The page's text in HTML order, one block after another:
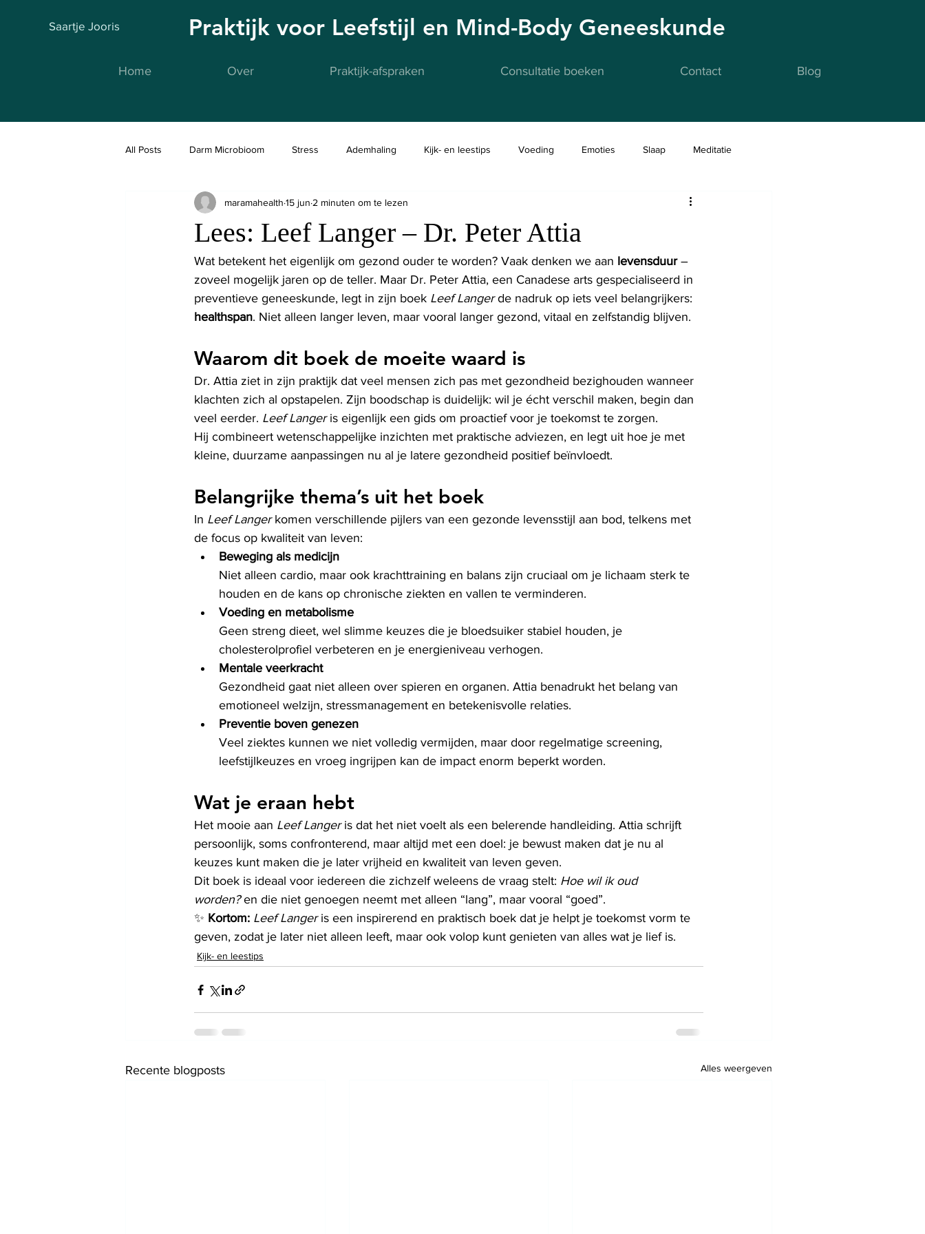
Saartje Jooris Praktijk voor Leefstijl en Mind-Body Geneeskunde
Home Over Praktijk-afspraken Consultatie boeken Contact Blog
All Posts Darm Microbioom Stress Ademhaling Kijk- en leestips Voeding Emoties Slaap Meditatie
Lees: Leef Langer – Dr. Peter Attia
maramahealth 15 jun 2 minuten om te lezen
Wat betekent het eigenlijk om gezond ouder te worden? Vaak denken we aan levensduur –
zoveel mogelijk jaren op de teller. Maar Dr. Peter Attia, een Canadese arts gespecialiseerd in
preventieve geneeskunde, legt in zijn boek Leef Langer de nadruk op iets veel belangrijkers:
healthspan. Niet alleen langer leven, maar vooral langer gezond, vitaal en zelfstandig blijven.
Waarom dit boek de moeite waard is
Dr. Attia ziet in zijn praktijk dat veel mensen zich pas met gezondheid bezighouden wanneer
klachten zich al opstapelen. Zijn boodschap is duidelijk: wil je écht verschil maken, begin dan
veel eerder. Leef Langer is eigenlijk een gids om proactief voor je toekomst te zorgen.
Hij combineert wetenschappelijke inzichten met praktische adviezen, en legt uit hoe je met
kleine, duurzame aanpassingen nu al je latere gezondheid positief beïnvloedt.
Belangrijke thema’s uit het boek
In Leef Langer komen verschillende pijlers van een gezonde levensstijl aan bod, telkens met
de focus op kwaliteit van leven:
Beweging als medicijn
Niet alleen cardio, maar ook krachttraining en balans zijn cruciaal om je lichaam sterk te
houden en de kans op chronische ziekten en vallen te verminderen.
Voeding en metabolisme
Geen streng dieet, wel slimme keuzes die je bloedsuiker stabiel houden, je
cholesterolprofiel verbeteren en je energieniveau verhogen.
Mentale veerkracht
Gezondheid gaat niet alleen over spieren en organen. Attia benadrukt het belang van
emotioneel welzijn, stressmanagement en betekenisvolle relaties.
Preventie boven genezen
Veel ziektes kunnen we niet volledig vermijden, maar door regelmatige screening,
leefstijlkeuzes en vroeg ingrijpen kan de impact enorm beperkt worden.
Wat je eraan hebt
Het mooie aan Leef Langer is dat het niet voelt als een belerende handleiding. Attia schrijft
persoonlijk, soms confronterend, maar altijd met een doel: je bewust maken dat je nu al
keuzes kunt maken die je later vrijheid en kwaliteit van leven geven.
Dit boek is ideaal voor iedereen die zichzelf weleens de vraag stelt: Hoe wil ik oud
worden? en die niet genoegen neemt met alleen “lang”, maar vooral “goed”.
✨ Kortom: Leef Langer is een inspirerend en praktisch boek dat je helpt je toekomst vorm te
geven, zodat je later niet alleen leeft, maar ook volop kunt genieten van alles wat je lief is.
Kijk- en leestips
Recente blogposts Alles weergeven